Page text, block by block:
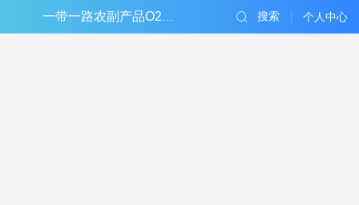
一带一路农副产品O2O电子商务平台 个人中心
搜索